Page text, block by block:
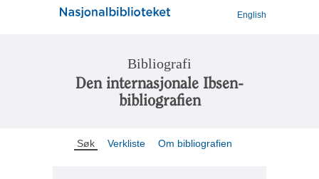
English
Bibliografi
Den internasjonale Ibsen-
bibliografien
Søk Verkliste Om bibliografien